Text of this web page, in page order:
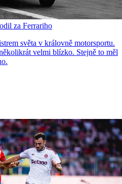
za Ferrariho
světa v královně motorsportu.
velmi blízko. Stejně to měl